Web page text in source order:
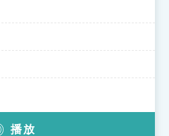
播放